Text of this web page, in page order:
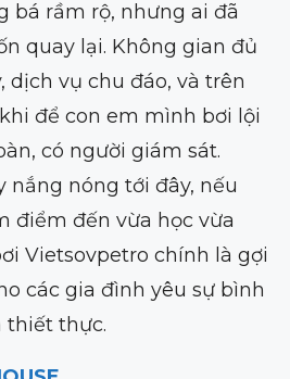
bá rầm rộ, nhưng ai đã
quay lại. Không gian đủ
dịch vụ chu đáo, và trên
để con em mình bơi lội
có người giám sát.
nắng nóng tới đây, nếu
điểm đến vừa học vừa
Vietsovpetro chính là gợi
các gia đình yêu sự bình
thiết thực.